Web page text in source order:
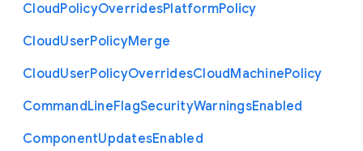
CloudPolicyOverridesPlatformPolicy
CloudUserPolicyMerge
CloudUserPolicyOverridesCloudMachinePolicy
CommandLineFlagSecurityWarningsEnabled
ComponentUpdatesEnabled